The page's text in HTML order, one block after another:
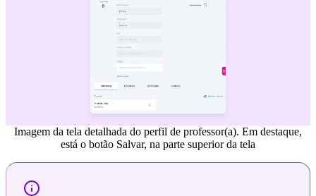
Imagem da tela detalhada do perfil de professor(a). Em destaque,
está o botão Salvar, na parte superior da tela